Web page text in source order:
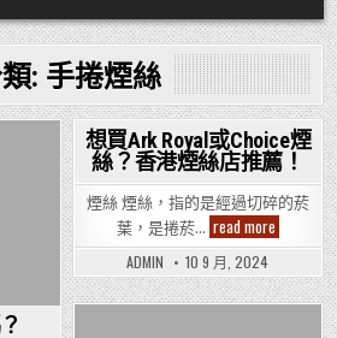
: 手捲煙絲
Posted
in
想買Ark Royal或Choice煙
絲？香港煙絲店推薦！
煙絲 煙絲，指的是經過切碎的菸
葉，是捲菸… read more想
買
Royal
或
Choice
ADMIN 10 9 月, 2024